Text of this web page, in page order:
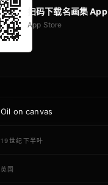
扫码下载名画集 App
App Store
Oil on canvas
19世纪下半叶
英国